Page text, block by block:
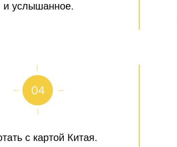
и услышанное.
с картой Китая.